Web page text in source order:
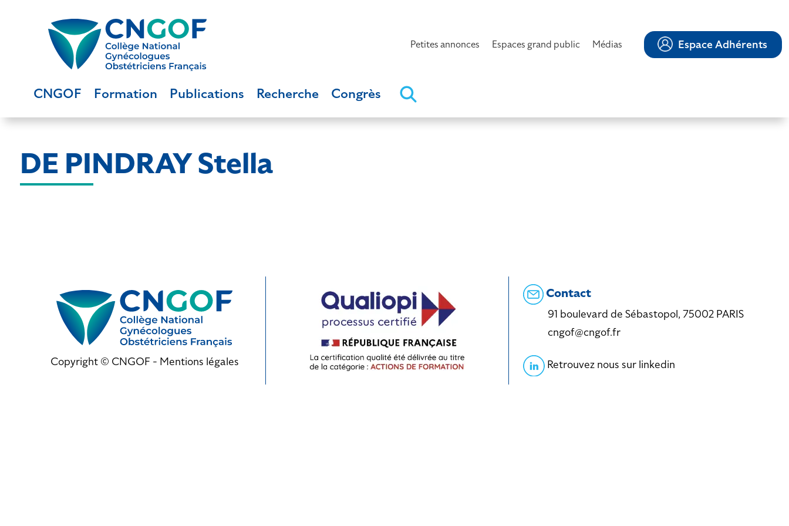
Petites annonces Espaces grand public Médias Espace Adhérents
CNGOF Formation Publications Recherche Congrès
DE PINDRAY Stella
Copyright © CNGOF - Mentions légales
Contact
91 boulevard de Sébastopol, 75002 PARIS
cngof@cngof.fr
Retrouvez nous sur linkedin